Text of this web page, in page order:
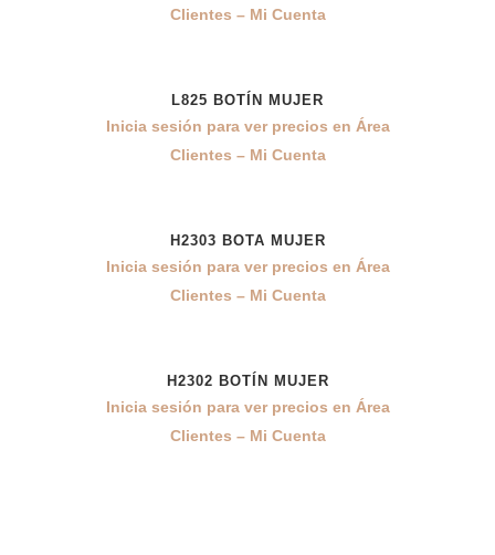
Clientes – Mi Cuenta
L825 BOTÍN MUJER
Inicia sesión para ver precios en Área
Clientes – Mi Cuenta
H2303 BOTA MUJER
Inicia sesión para ver precios en Área
Clientes – Mi Cuenta
H2302 BOTÍN MUJER
Inicia sesión para ver precios en Área
Clientes – Mi Cuenta